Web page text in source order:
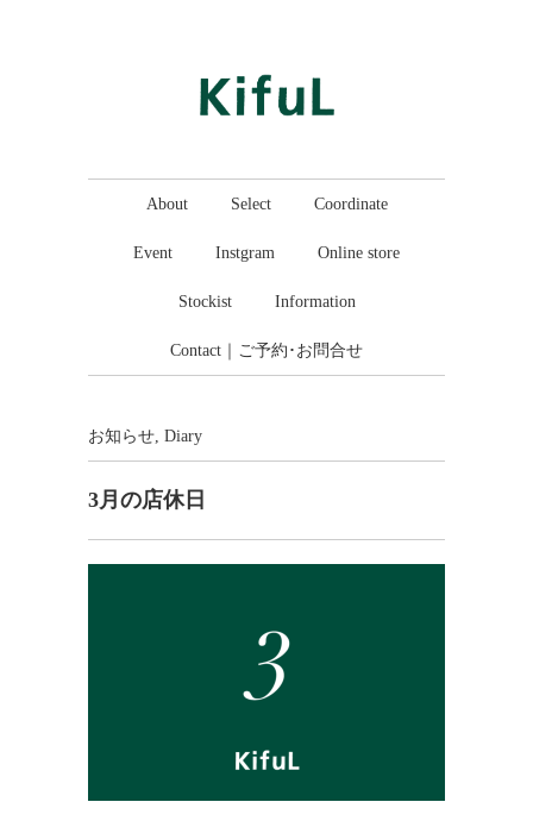
About Select Coordinate
Event Instgram Online store
Stockist Information
Contact｜ご予約･お問合せ
お知らせ, Diary
3月の店休日